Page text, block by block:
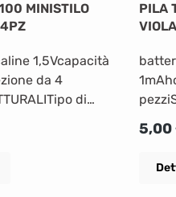
MINISTILO
1,5Vcapacità
da 4
di
batterie per
(cm)
PILA
(mah)
del
5,00